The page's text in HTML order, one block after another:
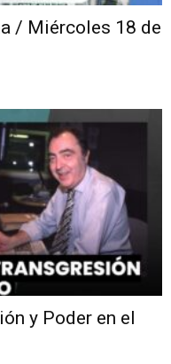
/ Miércoles 18 de
y Poder en el